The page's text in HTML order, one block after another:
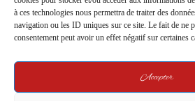
à ces technologies nous permettra de traiter des
navigation ou les ID uniques sur ce site. Le fait de ne
consentement peut avoir un effet négatif sur certaines
Accepter
5 January 2024